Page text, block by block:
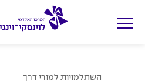
השתלמויות למורי דרך